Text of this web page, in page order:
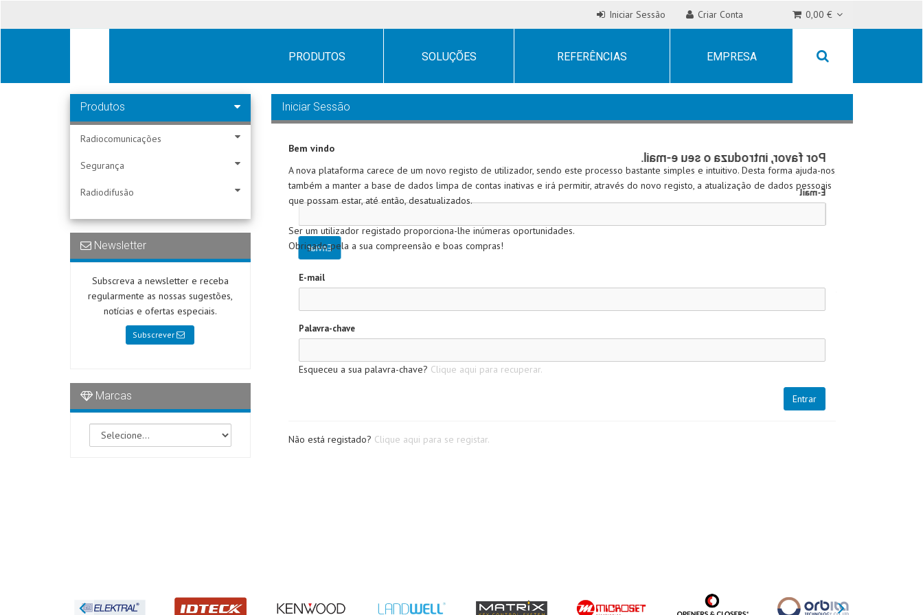
Iniciar Sessão Criar Conta 0,00 €
PRODUTOS SOLUÇÕES REFERÊNCIAS EMPRESA
Produtos
Radiocomunicações
Segurança
Radiodifusão
Newsletter
Subscreva a newsletter e receba
regularmente as nossas sugestões,
notícias e ofertas especiais.
Subscrever
Marcas
Iniciar Sessão
Bem vindo
A nova plataforma carece de um novo registo de utilizador, sendo este processo bastante simples e intuitivo. Desta forma ajuda-nos
também a manter a base de dados limpa de contas inativas e irá permitir, através do novo registo, a atualização de dados pessoais
que possam estar, até então, desatualizados.
Ser um utilizador registado proporciona-lhe inúmeras oportunidades.
Obrigado pela a sua compreensão e boas compras!
E-mail
Palavra-chave
Esqueceu a sua palavra-chave? Clique aqui para recuperar.
Entrar
Não está registado? Clique aqui para se registar.
Por favor, introduza o seu e-mail.
E-mail
Enviar